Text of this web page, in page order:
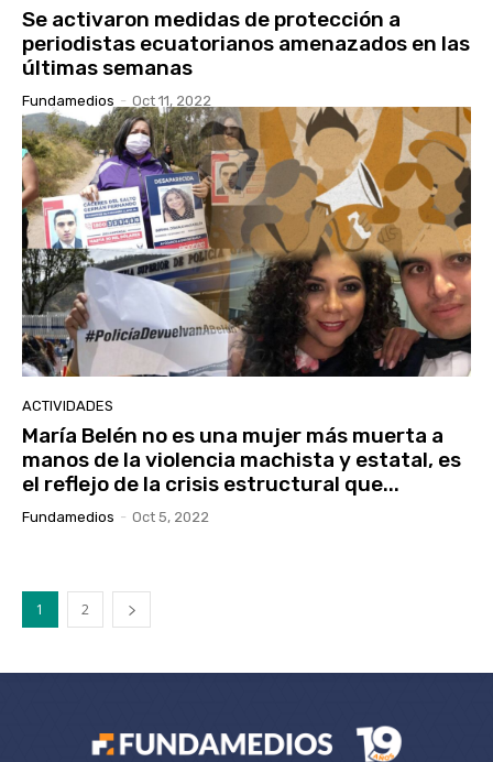
Se activaron medidas de protección a
periodistas ecuatorianos amenazados en las
últimas semanas
Fundamedios - Oct 11, 2022
ACTIVIDADES
María Belén no es una mujer más muerta a
manos de la violencia machista y estatal, es
el reflejo de la crisis estructural que...
Fundamedios - Oct 5, 2022
1 2